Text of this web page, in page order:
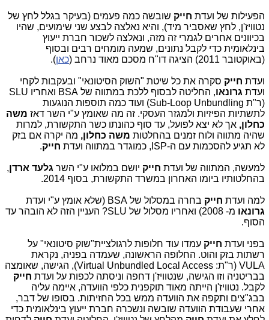
הפעילות של ועדת חייק שובשה כמה פעמים (בעיקר בגלל לחץ של
נטוויז'ן, לחץ שאסביר מיד), והיא נאלצה לבצע שני שימועים, שהיו
בכיוונים אחרים לגמרי זה מזה, ונאלצה לשכור חברת ייעוץ
בינלאומית כדי לקבל נתונים, שמעה מומחים רבים ובסוף
(באוקטובר 2011) הציגה דו"ח מסכם מאוד נרחב (
כאן).
ועדת חייק סקרה את כל שיטת "השוק הסיטונאי" ובעקבות לקחי
ועדת גרונאו
, החליטה לבסוף ללכת במתווה של BSA ואחריו SLU
(ר"ת Sub-Loop Unbundling) ועוד כמה תוספות הנוגעות
לתשתיות הפיזיות ולמגזר העסקי. זה מה שאומץ ע"י השר דאז משה
כחלון, אך לא יצא לפועל, עד סוף כהונתו כשר התקשורת, למרות
שהיה מתווה ולוח זמנים בהחלטות משה כחלון, מה יקרה אם בזק
לא תגיע להסכמות עם ה-ISP, כמוגדר במתווה ועדת
חייק.
למעשה, המתווה של ועדת חייק יושם במלואו ע"י השר גלעד ארדן,
בהחלטותיו ביומו האחרון במשרד התקשורת, בסוף 2014.
למה ועדת חייק בחרה במסלול של BSA (שלא אומץ ע"י ועדת
גרונאו
מ- 2008) ואחריו מסלול של SLU? העניין הזה לא הובהר עד
הסוף.
בפני ועדת חייק עמדו עוד חלופות לרגולציית"שוק סיטונאי" על
רשתות בזק והוט. החלופה הראשונה, שעמדה בפניה, נקראת
VULA (ר"ת: Virtual Unbundled Local Access), הגישה, שאומצה
בבריטניה וזו הגישה, שנטוויז'ן דחפה וניסתה לכפות על ועדת חייק
לקבל. נטוויז'ן הייתה מאוד תוקפנית כלפי הוועדה, איימה עליה
בבג"צים ותקפה את הוועדה ממש בכל החזיתות. בסופו של דבר,
אחרי שעבודת הוועדה שובשה ונשכרה חברת ייעוץ בינלאומית כדי